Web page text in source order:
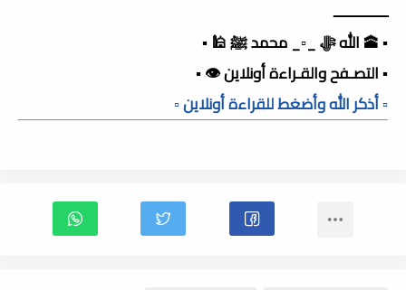
ـــــــــــــــ
▪️ 🕋 الله ﷻ _▫️_ محمد ﷺ 🕌 ▪️
▪️ التصـفح والقـراءة أونلاين 👁️ ▪️
▫️ أذكر الله وأضغط للقراءة أونلاين ▫️